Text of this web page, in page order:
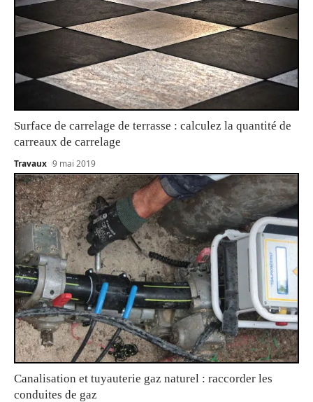
Surface de carrelage de terrasse : calculez la quantité de
carreaux de carrelage
Travaux 9 mai 2019
Canalisation et tuyauterie gaz naturel : raccorder les
conduites de gaz